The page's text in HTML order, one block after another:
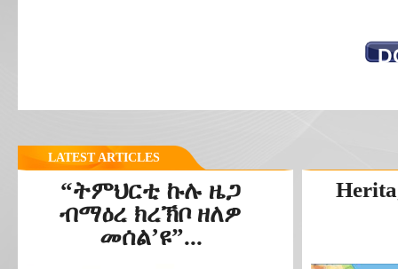
LATEST ARTICLES
“ትምህርቲ ኩሉ ዜጋ
ብማዕረ ክረኽቦ ዘለዎ
መሰል’ዩ”...